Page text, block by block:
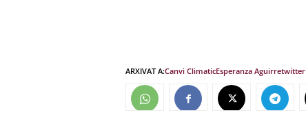
ARXIVAT A:Canvi ClimaticEsperanza Aguirretwitter